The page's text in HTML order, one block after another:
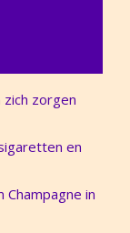
zorgen
en
in